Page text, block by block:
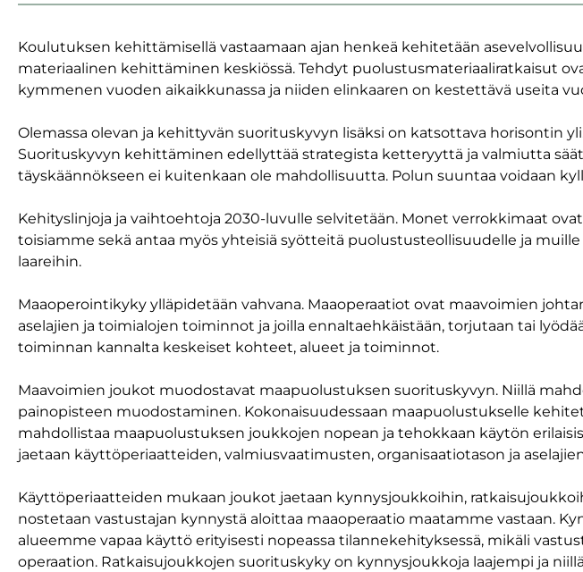
Koulutuksen kehittämisellä vastaamaan ajan henkeä kehitetään
materiaalinen kehittäminen keskiössä. Tehdyt puolustusmateriaaliratkaisut
kymmenen vuoden aikaikkunassa ja niiden elinkaaren on kestettävä useita
Olemassa olevan ja kehittyvän suorituskyvyn lisäksi on katsottava horisontin
Suorituskyvyn kehittäminen edellyttää strategista ketteryyttä ja valmiutta
täyskäännökseen ei kuitenkaan ole mahdollisuutta. Polun suuntaa voidaan
Kehityslinjoja ja vaihtoehtoja 2030-luvulle selvitetään. Monet verrokkimaat
toisiamme sekä antaa myös yhteisiä syötteitä puolustusteollisuudelle ja
laareihin.
Maaoperointikyky ylläpidetään vahvana. Maaoperaatiot ovat maavoimien
aselajien ja toimialojen toiminnot ja joilla ennaltaehkäistään, torjutaan tai
toiminnan kannalta keskeiset kohteet, alueet ja toiminnot.
Maavoimien joukot muodostavat maapuolustuksen suorituskyvyn. Niillä
painopisteen muodostaminen. Kokonaisuudessaan maapuolustukselle
mahdollistaa maapuolustuksen joukkojen nopean ja tehokkaan käytön
jaetaan käyttöperiaatteiden, valmiusvaatimusten, organisaatiotason ja
Käyttöperiaatteiden mukaan joukot jaetaan kynnysjoukkoihin,
nostetaan vastustajan kynnystä aloittaa maaoperaatio maatamme vastaan.
alueemme vapaa käyttö erityisesti nopeassa tilannekehityksessä, mikäli
operaation. Ratkaisujoukkojen suorituskyky on kynnysjoukkoja laajempi ja